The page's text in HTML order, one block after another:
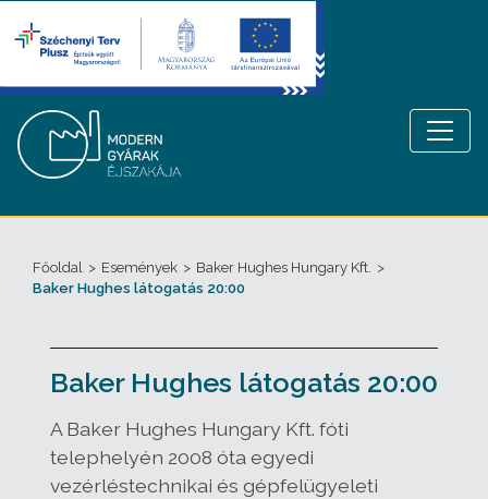
Főoldal > Események > Baker Hughes Hungary Kft. >
Baker Hughes látogatás 20:00
Baker Hughes látogatás 20:00
A Baker Hughes Hungary Kft. fóti
telephelyén 2008 óta egyedi
vezérléstechnikai és gépfelügyeleti